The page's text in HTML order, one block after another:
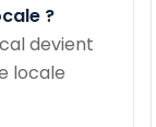
?
devient
locale